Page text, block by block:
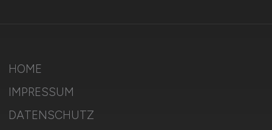
HOME
IMPRESSUM
DATENSCHUTZ